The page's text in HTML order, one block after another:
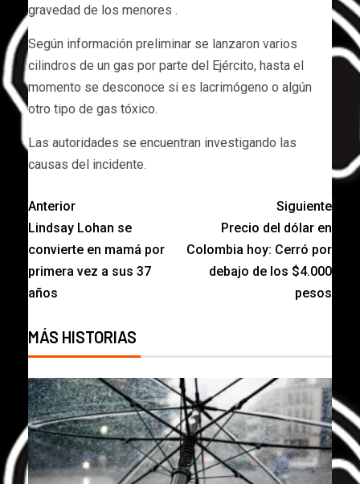
gravedad de los menores .
Según información preliminar se lanzaron varios
cilindros de un gas por parte del Ejército, hasta el
momento se desconoce si es lacrimógeno o algún
otro tipo de gas tóxico.
Las autoridades se encuentran investigando las
causas del incidente.
Anterior
Lindsay Lohan se
convierte en mamá por
primera vez a sus 37
años
Siguiente
Precio del dólar en
Colombia hoy: Cerró por
debajo de los $4.000
pesos
MÁS HISTORIAS